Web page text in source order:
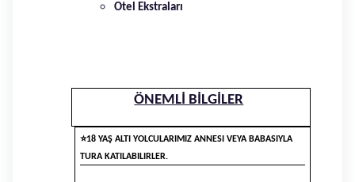
Otel Ekstraları
ÖNEMLİ BİLGİLER
⭐18 YAŞ ALTI YOLCULARIMIZ ANNESI VEYA BABASIYLA
TURA KATILABILIRLER.